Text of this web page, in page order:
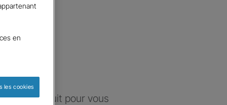
construit pour vous
en
les cookies